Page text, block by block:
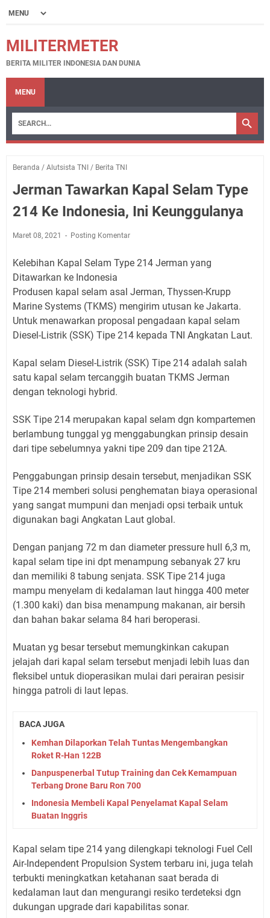
MILITERMETER
BERITA MILITER INDONESIA DAN DUNIA
MENU
Beranda / Alutsista TNI / Berita TNI
Jerman Tawarkan Kapal Selam Type
214 Ke Indonesia, Ini Keunggulanya
Maret 08, 2021 Posting Komentar
Kelebihan Kapal Selam Type 214 Jerman yang
Ditawarkan ke Indonesia
Produsen kapal selam asal Jerman, Thyssen-Krupp
Marine Systems (TKMS) mengirim utusan ke Jakarta.
Untuk menawarkan proposal pengadaan kapal selam
Diesel-Listrik (SSK) Tipe 214 kepada TNI Angkatan Laut.
Kapal selam Diesel-Listrik (SSK) Tipe 214 adalah salah
satu kapal selam tercanggih buatan TKMS Jerman
dengan teknologi hybrid.
SSK Tipe 214 merupakan kapal selam dgn kompartemen
berlambung tunggal yg menggabungkan prinsip desain
dari tipe sebelumnya yakni tipe 209 dan tipe 212A.
Penggabungan prinsip desain tersebut, menjadikan SSK
Tipe 214 memberi solusi penghematan biaya operasional
yang sangat mumpuni dan menjadi opsi terbaik untuk
digunakan bagi Angkatan Laut global.
Dengan panjang 72 m dan diameter pressure hull 6,3 m,
kapal selam tipe ini dpt menampung sebanyak 27 kru
dan memiliki 8 tabung senjata. SSK Tipe 214 juga
mampu menyelam di kedalaman laut hingga 400 meter
(1.300 kaki) dan bisa menampung makanan, air bersih
dan bahan bakar selama 84 hari beroperasi.
Muatan yg besar tersebut memungkinkan cakupan
jelajah dari kapal selam tersebut menjadi lebih luas dan
fleksibel untuk dioperasikan mulai dari perairan pesisir
hingga patroli di laut lepas.
BACA JUGA
Kemhan Dilaporkan Telah Tuntas Mengembangkan
Roket R-Han 122B
Danpuspenerbal Tutup Training dan Cek Kemampuan
Terbang Drone Baru Ron 700
Indonesia Membeli Kapal Penyelamat Kapal Selam
Buatan Inggris
Kapal selam tipe 214 yang dilengkapi teknologi Fuel Cell
Air-Independent Propulsion System terbaru ini, juga telah
terbukti meningkatkan ketahanan saat berada di
kedalaman laut dan mengurangi resiko terdeteksi dgn
dukungan upgrade dari kapabilitas sonar.